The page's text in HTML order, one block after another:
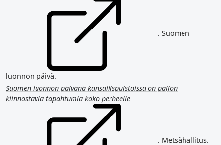
. Suomen
luonnon päivä.
Suomen luonnon päivänä kansallispuistoissa on paljon
kiinnostavia tapahtumia koko perheelle
. Metsähallitus.